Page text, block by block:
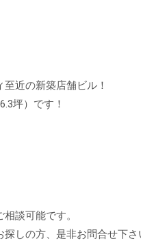
近の新築店舗ビル！
坪）です！
談可能です。
しの方、是非お問合せ下さ